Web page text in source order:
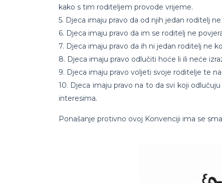
kako s tim roditeljem provode vrijeme.
5. Djeca imaju pravo da od njih jedan roditelj
6. Djeca imaju pravo da im se roditelj ne
7. Djeca imaju pravo da ih ni jedan roditelj ne
8. Djeca imaju pravo odlučiti hoće li ili neće
9. Djeca imaju pravo voljeti svoje roditelje te
10. Djeca imaju pravo na to da svi koji
interesima.
Ponašanje protivno ovoj Konvenciji ima se